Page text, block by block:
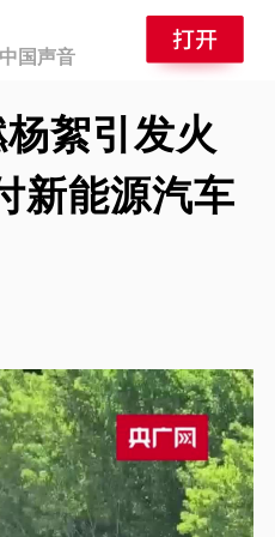
国声音
絮引发火
新能源汽车